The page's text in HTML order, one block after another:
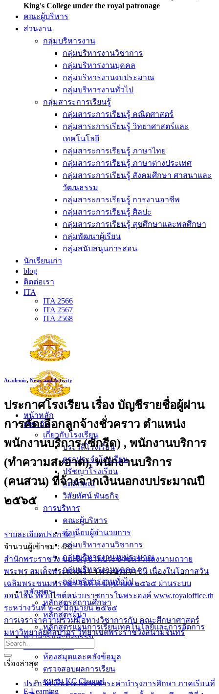
King's College under the royal patronage
คณะผู้บริหาร
ส่วนงาน
กลุ่มบริหารงาน
กลุ่มบริหารงานวิชาการ
กลุ่มบริหารงานบุคคล
กลุ่มบริหารงานงบประมาณ
กลุ่มบริหารงานทั่วไป
กลุ่มสาระการเรียนรู้
กลุ่มสาระการเรียนรู้ คณิตศาสตร์
กลุ่มสาระการเรียนรู้ วิทยาศาสตร์และ
เทคโนโลยี
กลุ่มสาระการเรียนรู้ ภาษาไทย
กลุ่มสาระการเรียนรู้ ภาษาต่างประเทศ
กลุ่มสาระการเรียนรู้ สังคมศึกษา ศาสนาและ
วัฒนธรรม
กลุ่มสาระการเรียนรู้ การงานอาชีพ
กลุ่มสาระการเรียนรู้ ศิลปะ
กลุ่มสาระการเรียนรู้ สุขศึกษาและพลศึกษา
กลุ่มพัฒนาผู้เรียน
กลุ่มสนับสนุนการสอน
นักเรียนเก่า
blog
ติดต่อเรา
ITA
ITA 2566
ITA 2567
ITA 2568
หน้าหลัก
เกี่ยวกับ
เกี่ยวกับโรงเรียน
ประวัติโรงเรียน
ตราประจำโรงเรียน
ปรัชญาโรงเรียน
อัตลักษณ์
วิสัยทัศน์ พันธกิจ
การบริหาร
คณะผู้บริหาร
ทำเนียบผู้อำนวยการ
กลุ่มบริหารงานวิชาการ
กลุ่มบริหารงานงบประมาณ
กลุ่มบริหารงานบุคคล
กลุ่มบริหารงานทั่วไป
หลักสูตร
หลักสูตรสถานศึกษา
หลักสูตรผู้นำ
หลักสูตรแผนการเรียนเทคโนโลยีและการจัดการ
ข่าวสารและกิจกรรม
นักเรียนปัจจุบัน
ห้องสมุดและคลังข้อมูล
ตรวจสอบผลการเรียน
ชมรม KC Channel
E-Learning
Academic, News and Activity
ประกาศโรงเรียน เรื่อง บัญชีรายชื่อผู้ผ่าน
การคัดเลือกลูกจ้างชั่วคราว ตำแหน่ง
พนักงานบริการ (ซักรีด) , พนักงานบริการ
(ทำความสะอาด), พนักงานบริการ
(คนสวน) ที่จ้างจากเงินนอกงบประมาณปี
๒๕๖๕
รายละเอียดประกาศ !
จำนวนผู้เข้าชม : 482
สำนักพระราชวัง ขอเชิญชวนประชาชนร่วมลงนามถวาย
พระพร สมเด็จพระนางเจ้า ฯ พระบรมราชินี เนื่องในโอกาสวัน
เฉลิมพระชนมพรรษา วันที่ ๓ มิถุนายน ๒๕๖๕ ผ่านระบบ
ออนไลน์ ที่เว็บไซต์หน่วยราชการในพระองค์ www.royaloffice.th
ระหว่างวันที่ ๒-๔ มิถุนายน ๒๕๖๕
การเจราจาความร่วมมือทางวิชาการกับ คณะศึกษาศาสตร์
มหาวิทยาลัยศิลปากร วิทยาเขตพระราชวังสนามจันทร์
เรื่องล่าสุด
ประกาศ เรื่อง เอกสารชำระค่าบำรุงการศึกษา ภาคเรียนที่